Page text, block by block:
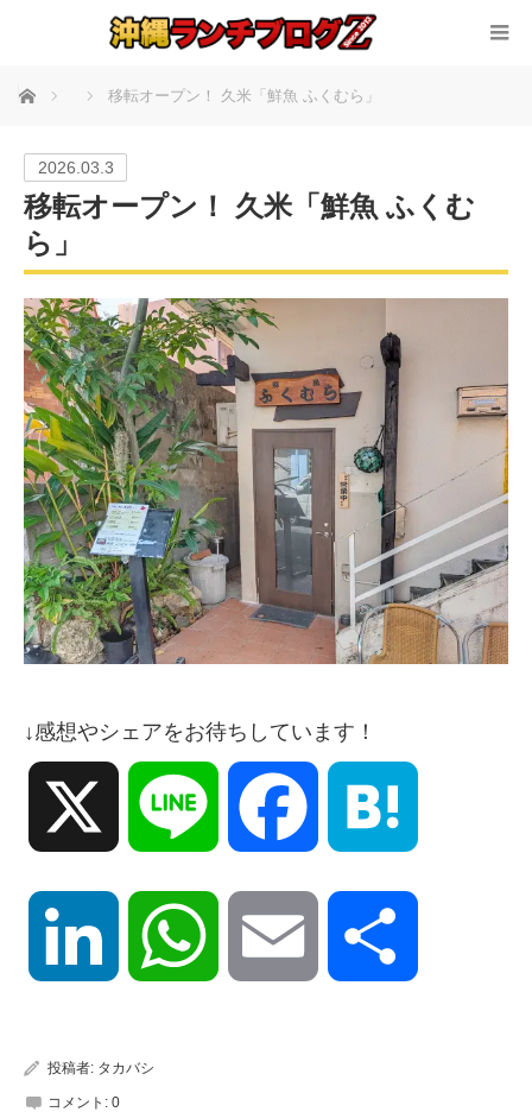
ホーム 移転オープン！ 久米「鮮魚 ふくむら」
2026.03.3
移転オープン！ 久米「鮮魚 ふくむ
ら」
↓感想やシェアをお待ちしています！
Line Facebook
LinkedIn WhatsApp Email
投稿者: タカバシ
コメント: 0